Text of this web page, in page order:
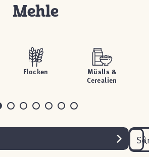
Mehle
Flocken
Müslis &
Cerealien